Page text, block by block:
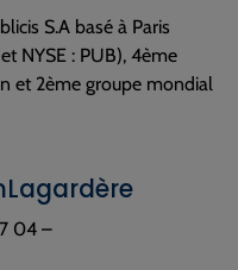
S.A basé à Paris
NYSE : PUB), 4ème
et 2ème groupe mondial
04 –